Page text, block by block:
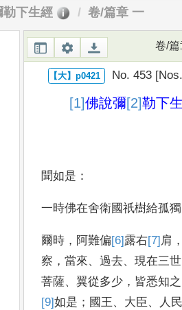
勒下生經 卷/篇章 一
卷/篇
No. 453
[1]佛說彌[2]勒下
聞如是 ：
一時佛在舍衛國祇樹給孤獨
爾時 ， 阿難偏[6] 露右[7] 肩 ，
察 ， 當來、 過去、 現在三世
菩薩、 翼從多少 ， 皆悉知之
[9]如是 ； 國王、 大臣 、 人